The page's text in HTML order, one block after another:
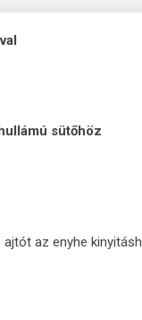
sütőhöz
az enyhe